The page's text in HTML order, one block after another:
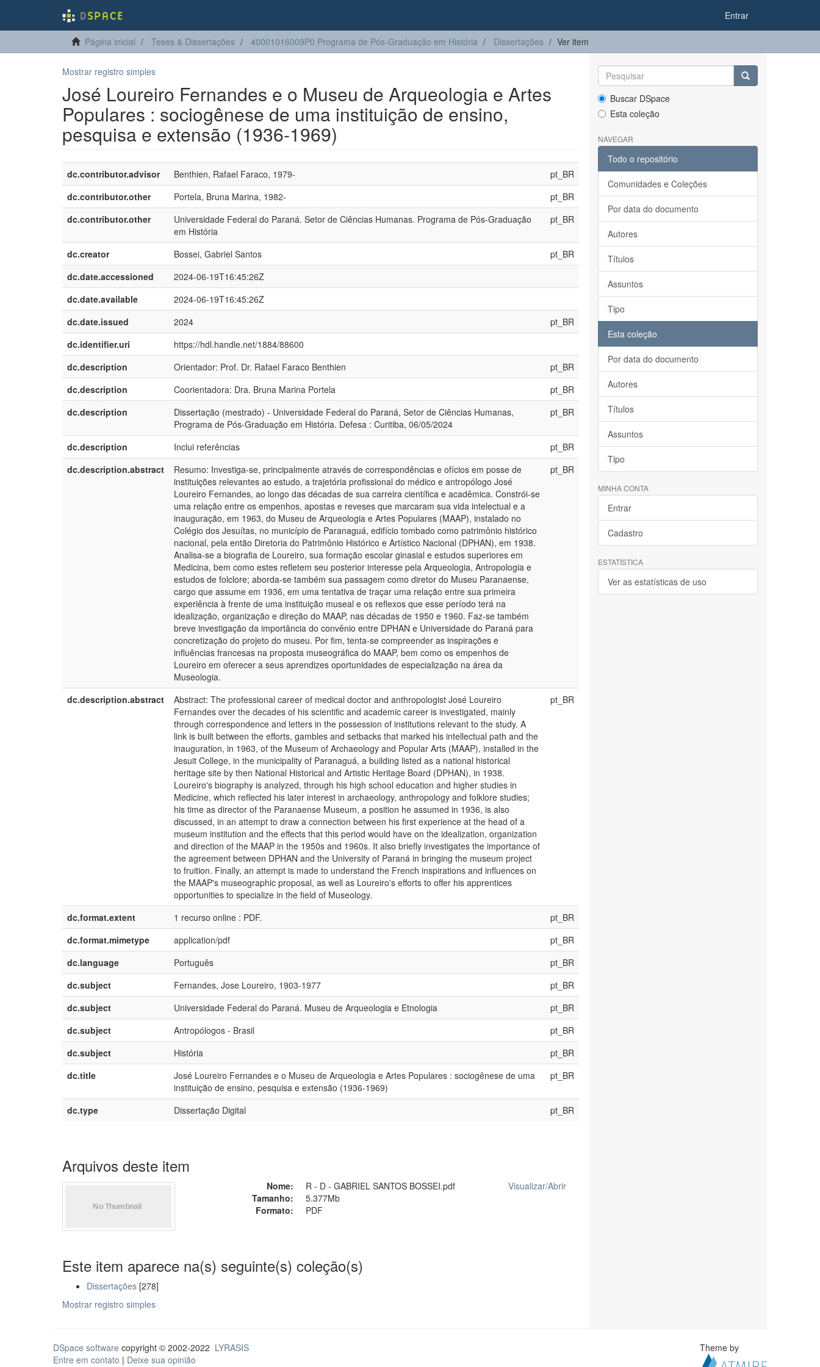
Entrar
Página inicial Teses & Dissertações 40001016009P0 Programa de Pós-Graduação em História Dissertações Ver item
Mostrar registro simples
José Loureiro Fernandes e o Museu de Arqueologia e Artes
Populares : sociogênese de uma instituição de ensino,
pesquisa e extensão (1936-1969)
dc.contributor.advisor Benthien, Rafael Faraco, 1979-
pt_BR
dc.contributor.other
Portela, Bruna Marina, 1982-
pt_BR
dc.contributor.other
Universidade Federal do Paraná. Setor de Ciências Humanas. Programa de Pós-Graduação
em História
pt_BR
dc.creator Bossei, Gabriel Santos
pt_BR
dc.date.accessioned
2024-06-19T16:45:26Z
dc.date.available
2024-06-19T16:45:26Z
dc.date.issued
2024
pt_BR
dc.identifier.uri
https://hdl.handle.net/1884/88600
dc.description
Orientador: Prof. Dr. Rafael Faraco Benthien
pt_BR
dc.description
Coorientadora: Dra. Bruna Marina Portela
pt_BR
dc.description
Dissertação (mestrado) - Universidade Federal do Paraná, Setor de Ciências Humanas,
Programa de Pós-Graduação em História. Defesa : Curitiba, 06/05/2024
pt_BR
dc.description Inclui referências
pt_BR
dc.description.abstract
Resumo: Investiga-se, principalmente através de correspondências e ofícios em posse de
instituições relevantes ao estudo, a trajetória profissional do médico e antropólogo José
Loureiro Fernandes, ao longo das décadas de sua carreira científica e acadêmica. Constrói-se
uma relação entre os empenhos, apostas e reveses que marcaram sua vida intelectual e a
inauguração, em 1963, do Museu de Arqueologia e Artes Populares (MAAP), instalado no
Colégio dos Jesuítas, no município de Paranaguá, edifício tombado como patrimônio histórico
nacional, pela então Diretoria do Patrimônio Histórico e Artístico Nacional (DPHAN), em 1938.
Analisa-se a biografia de Loureiro, sua formação escolar ginasial e estudos superiores em
Medicina, bem como estes refletem seu posterior interesse pela Arqueologia, Antropologia e
estudos de folclore; aborda-se também sua passagem como diretor do Museu Paranaense,
cargo que assume em 1936, em uma tentativa de traçar uma relação entre sua primeira
experiência à frente de uma instituição museal e os reflexos que esse período terá na
idealização, organização e direção do MAAP, nas décadas de 1950 e 1960. Faz-se também
breve investigação da importância do convênio entre DPHAN e Universidade do Paraná para
concretização do projeto do museu. Por fim, tenta-se compreender as inspirações e
influências francesas na proposta museográfica do MAAP, bem como os empenhos de
Loureiro em oferecer a seus aprendizes oportunidades de especialização na área da
Museologia.
pt_BR
dc.description.abstract
Abstract: The professional career of medical doctor and anthropologist José Loureiro
Fernandes over the decades of his scientific and academic career is investigated, mainly
through correspondence and letters in the possession of institutions relevant to the study. A
link is built between the efforts, gambles and setbacks that marked his intellectual path and the
inauguration, in 1963, of the Museum of Archaeology and Popular Arts (MAAP), installed in the
Jesuit College, in the municipality of Paranaguá, a building listed as a national historical
heritage site by then National Historical and Artistic Heritage Board (DPHAN), in 1938.
Loureiro's biography is analyzed, through his high school education and higher studies in
Medicine, which reflected his later interest in archaeology, anthropology and folklore studies;
his time as director of the Paranaense Museum, a position he assumed in 1936, is also
discussed, in an attempt to draw a connection between his first experience at the head of a
museum institution and the effects that this period would have on the idealization, organization
and direction of the MAAP in the 1950s and 1960s. It also briefly investigates the importance of
the agreement between DPHAN and the University of Paraná in bringing the museum project
to fruition. Finally, an attempt is made to understand the French inspirations and influences on
the MAAP's museographic proposal, as well as Loureiro's efforts to offer his apprentices
opportunities to specialize in the field of Museology.
pt_BR
dc.format.extent 1 recurso online : PDF.
pt_BR
dc.format.mimetype
application/pdf
pt_BR
dc.language
Português
pt_BR
dc.subject
Fernandes, Jose Loureiro, 1903-1977
pt_BR
dc.subject
Universidade Federal do Paraná. Museu de Arqueologia e Etnologia
pt_BR
dc.subject
Antropólogos - Brasil
pt_BR
dc.subject
História
pt_BR
dc.title
José Loureiro Fernandes e o Museu de Arqueologia e Artes Populares : sociogênese de uma
instituição de ensino, pesquisa e extensão (1936-1969)
pt_BR
dc.type Dissertação Digital pt_BR
Arquivos deste item
Nome:
R - D - GABRIEL SANTOS BOSSEI.pdf
Tamanho:
5.377Mb
Formato:
PDF
Visualizar/Abrir
Este item aparece na(s) seguinte(s) coleção(s)
Dissertações [278]
Mostrar registro simples
Buscar DSpace
Esta coleção
NAVEGAR
Todo o repositório
Comunidades e Coleções
Por data do documento
Autores
Títulos
Assuntos
Tipo
Esta coleção
Por data do documento
Autores
Títulos
Assuntos
Tipo
MINHA CONTA
Entrar
Cadastro
ESTATÍSTICA
Ver as estatísticas de uso
DSpace software copyright © 2002-2022 LYRASIS
Entre em contato | Deixe sua opinião
Theme by